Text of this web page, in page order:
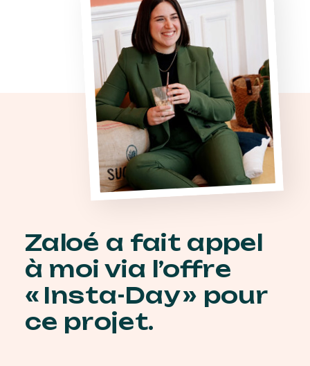
Zaloé a fait appel
à moi via l’offre
« Insta-Day » pour
ce projet.